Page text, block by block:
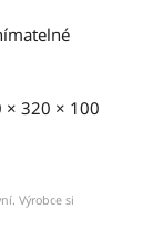
× 320 × 100
Výrobce si